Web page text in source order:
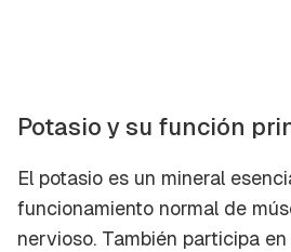
Potasio y su función
El potasio es un mineral
funcionamiento normal de
nervioso. También participa